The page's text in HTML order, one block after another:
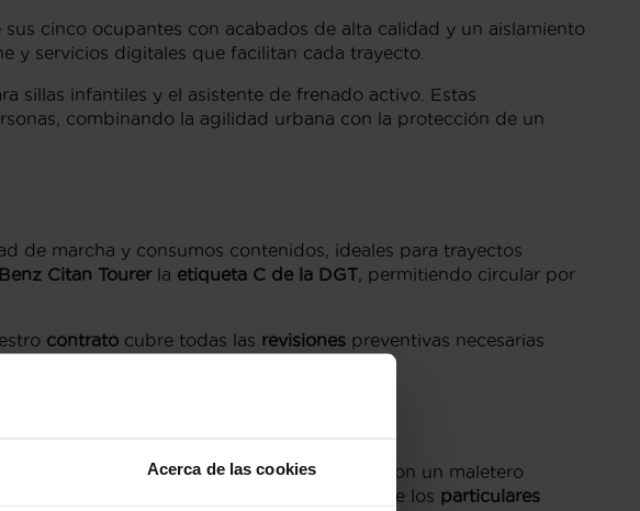
Acerca de las cookies
cinco ocupantes con acabados de alta calidad y un aislamiento
y servicios digitales que facilitan cada trayecto.
sillas infantiles y el asistente de frenado activo. Estas
combinando la agilidad urbana con la protección de un
de marcha y consumos contenidos, ideales para trayectos
Citan Tourerla etiqueta C de la DGT, permitiendo circular por
contrato cubre todas las revisiones preventivas necesarias
compacta para aparcar en ciudad, pero con un maletero
que proyecta la marca, mientras que los particulares